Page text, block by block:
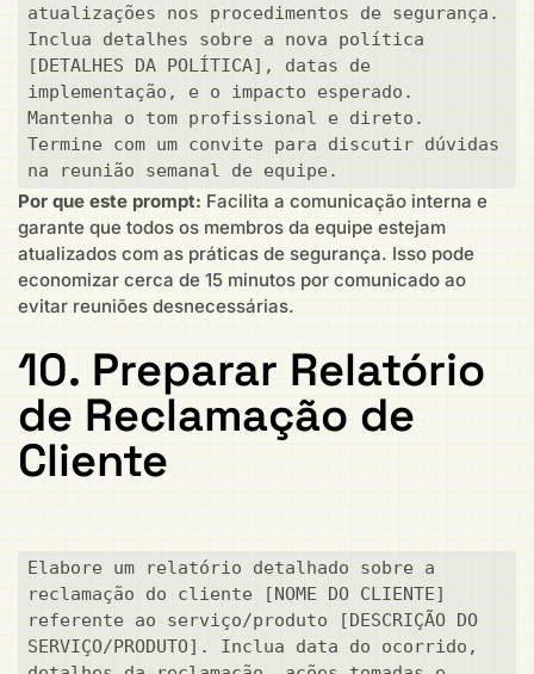
atualizações nos procedimentos de segurança.
Inclua detalhes sobre a nova política
[DETALHES DA POLÍTICA], datas de
implementação, e o impacto esperado.
Mantenha o tom profissional e direto.
Termine com um convite para discutir dúvidas
na reunião semanal de equipe.
Por que este prompt: Facilita a comunicação interna e
garante que todos os membros da equipe estejam
atualizados com as práticas de segurança. Isso pode
economizar cerca de 15 minutos por comunicado ao
evitar reuniões desnecessárias.
10. Preparar Relatório
de Reclamação de
Cliente
Elabore um relatório detalhado sobre a
reclamação do cliente [NOME DO CLIENTE]
referente ao serviço/produto [DESCRIÇÃO DO
SERVIÇO/PRODUTO]. Inclua data do ocorrido,